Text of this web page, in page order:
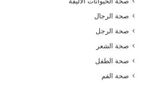
صحة الرجال
صحة الرجل
صحة الشعر
صحة الطفل
صحة الفم